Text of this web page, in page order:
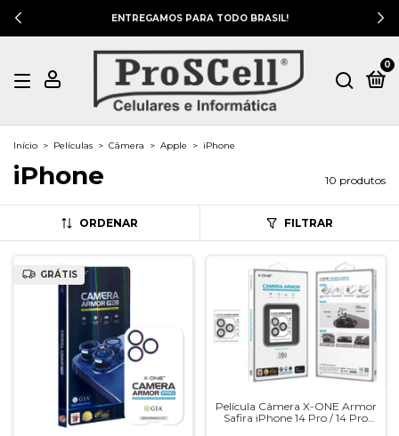
ENTREGAMOS PARA TODO BRASIL!
0
Início > Películas > Câmera > Apple > iPhone
iPhone 10 produtos
ORDENAR FILTRAR
GRÁTIS
Película Câmera X-ONE Armor
Safira iPhone 14 Pro / 14 Pro